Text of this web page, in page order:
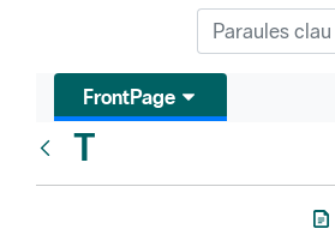
FrontPage
T